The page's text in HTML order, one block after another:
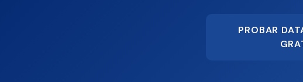
PROBAR